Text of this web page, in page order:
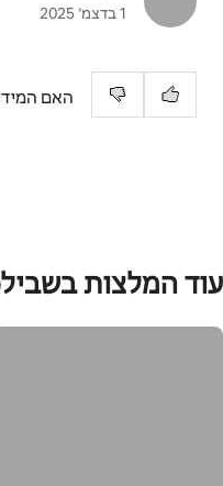
1 בדצמ׳ 2025
האם
עוד המלצות